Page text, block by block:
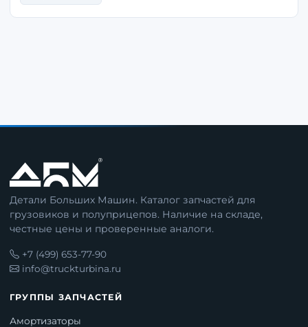
Детали Больших Машин. Каталог запчастей для
грузовиков и полуприцепов. Наличие на складе,
честные цены и проверенные аналоги.
+7 (499) 653-77-90
info@truckturbina.ru
ГРУППЫ ЗАПЧАСТЕЙ
Амортизаторы